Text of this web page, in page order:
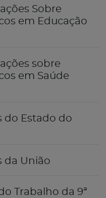
Sobre
em Educação
sobre
em Saúde
do Estado do
da União
Trabalho da 9ª